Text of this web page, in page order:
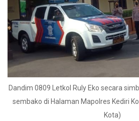
Dandim 0809 Letkol Ruly Eko secara
sembako di Halaman Mapolres Kediri
Kota)